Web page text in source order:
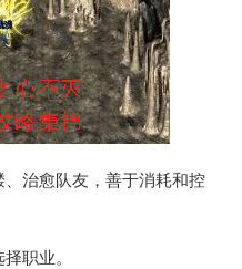
治愈队友，善于消耗和控
职业。